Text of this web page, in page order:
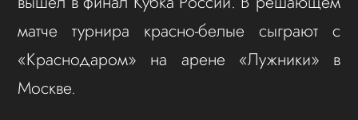
матче турнира красно-белые сыграют с
«Краснодаром» на арене «Лужники» в
Москве.